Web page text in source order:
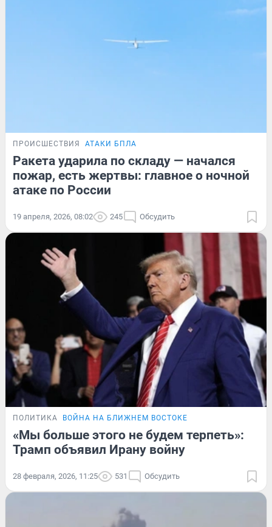
ПРОИСШЕСТВИЯ АТАКИ БПЛА
Ракета ударила по складу — начался
пожар, есть жертвы: главное о ночной
атаке по России
19 апреля, 2026, 08:02 245 Обсудить
ПОЛИТИКА ВОЙНА НА БЛИЖНЕМ ВОСТОКЕ
«Мы больше этого не будем терпеть»:
Трамп объявил Ирану войну
28 февраля, 2026, 11:25 531 Обсудить